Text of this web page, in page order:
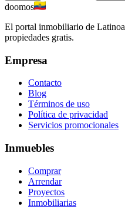
doomos
El portal inmobiliario de
propiedades gratis.
Empresa
Contacto
Blog
Términos de uso
Política de privacidad
Servicios promocionales
Inmuebles
Comprar
Arrendar
Proyectos
Inmobiliarias